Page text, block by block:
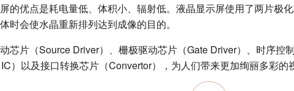
的优点是耗电量低、体积小、辐射低。液晶显示屏使用了两片极
时会使水晶重新排列达到成像的目的。
芯片（Source Driver）、栅极驱动芯片（Gate Driver）、时序控制
）以及接口转换芯片（Convertor），为人们带来更加绚丽多彩的